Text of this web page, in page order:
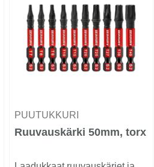
PUUTUKKURI
Ruuvauskärki 50mm, torx